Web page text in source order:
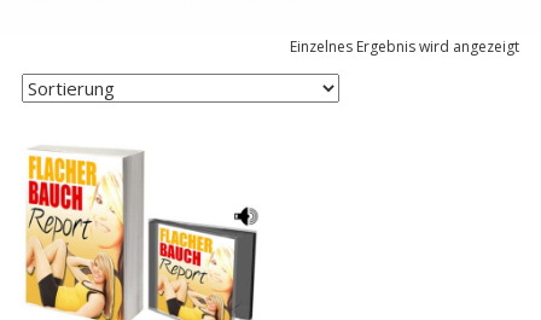
Einzelnes Ergebnis wird angezeigt